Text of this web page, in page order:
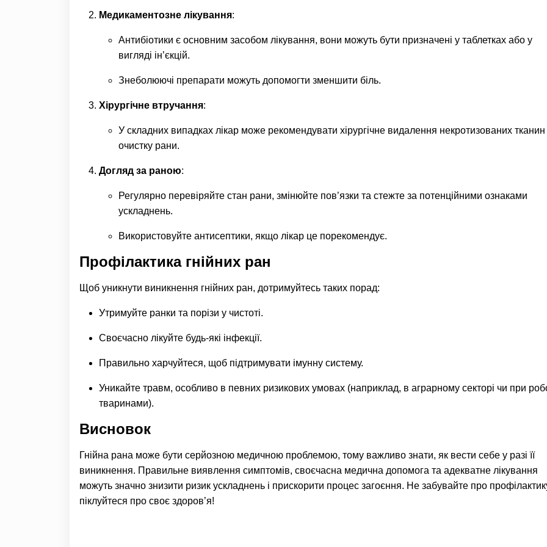
Медикаментозне лікування:
Антибіотики є основним засобом лікування, вони можуть бути призначені у таблетках або у
вигляді ін’єкцій.
Знеболюючі препарати можуть допомогти зменшити біль.
Хірургічне втручання:
У складних випадках лікар може рекомендувати хірургічне видалення некротизованих тканин
очистку рани.
Догляд за раною:
Регулярно перевіряйте стан рани, змінюйте пов’язки та стежте за потенційними ознаками
ускладнень.
Використовуйте антисептики, якщо лікар це порекомендує.
Профілактика гнійних ран
Щоб уникнути виникнення гнійних ран, дотримуйтесь таких порад:
Утримуйте ранки та порізи у чистоті.
Своєчасно лікуйте будь-які інфекції.
Правильно харчуйтеся, щоб підтримувати імунну систему.
Уникайте травм, особливо в певних ризикових умовах (наприклад, в аграрному секторі чи при
тваринами).
Висновок
Гнійна рана може бути серйозною медичною проблемою, тому важливо знати, як вести себе у разі її
виникнення. Правильне виявлення симптомів, своєчасна медична допомога та адекватне лікування
можуть значно знизити ризик ускладнень і прискорити процес загоєння. Не забувайте про
піклуйтеся про своє здоров’я!